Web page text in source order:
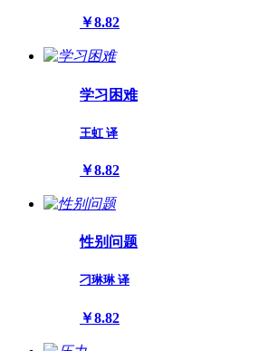
￥8.82
学习困难
王虹 译
￥8.82
性别问题
刁琳琳 译
￥8.82